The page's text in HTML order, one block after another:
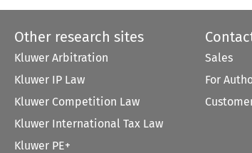
Other research sites
Kluwer Arbitration
Kluwer IP Law
Kluwer Competition Law
Kluwer International Tax Law
Kluwer PE+
Sales
For